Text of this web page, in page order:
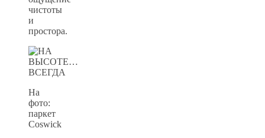
чистоты
и
простора.
На
фото:
паркет
Coswick